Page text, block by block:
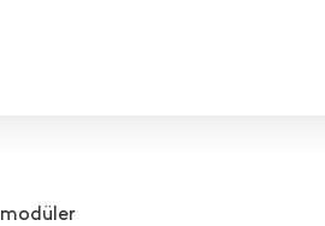
modüler